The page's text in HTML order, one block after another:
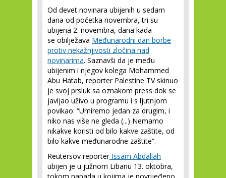
Od devet novinara ubijenih u sedam
dana od početka novembra, tri su
ubijena 2. novembra, dana kada
se obilježava Međunarodni dan borbe
protiv nekažnjivosti zločina nad
novinarima. Saznavši da je među
ubijenim i njegov kolega Mohammed
Abu Hatab, reporter Palestine TV skinuo
je svoj prsluk sa oznakom press dok se
javljao uživo u programu i s ljutnjom
povikao: “Umiremo jedan za drugim, i
niko nas više ne gleda (...) Nemamo
nikakve koristi od bilo kakve zaštite, od
bilo kakve međunarodne zaštite”.
Reutersov reporterIssam Abdallah
ubijen je u južnom Libanu 13. oktobra,